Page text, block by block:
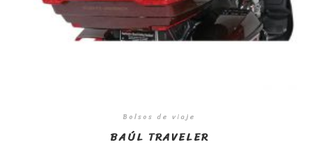
Bolsos de viaje
BAÚL TRAVELER